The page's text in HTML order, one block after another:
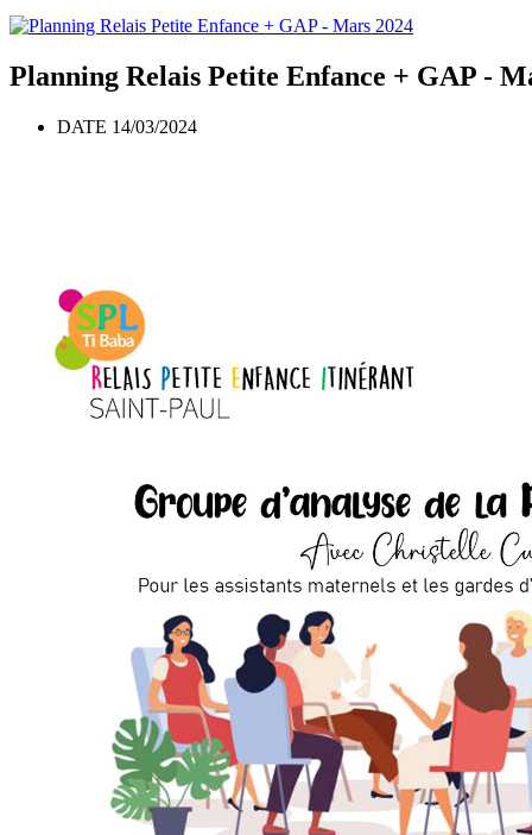
Planning Relais Petite Enfance + GAP -
DATE 14/03/2024